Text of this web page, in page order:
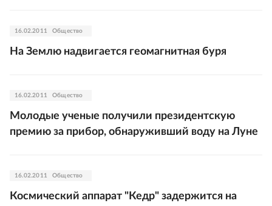
16.02.2011 Общество
На Землю надвигается геомагнитная буря
16.02.2011 Общество
Молодые ученые получили президентскую
премию за прибор, обнаруживший воду на Луне
16.02.2011 Общество
Космический аппарат "Кедр" задержится на